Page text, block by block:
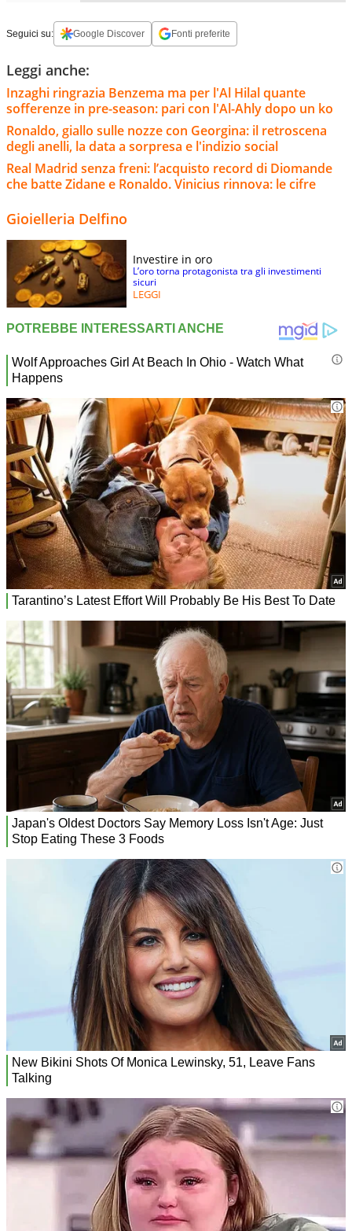
Seguici su: Google Discover Fonti preferite
Leggi anche:
Inzaghi ringrazia Benzema ma per l'Al Hilal quante
sofferenze in pre-season: pari con l'Al-Ahly dopo un ko
Ronaldo, giallo sulle nozze con Georgina: il retroscena
degli anelli, la data a sorpresa e l'indizio social
Real Madrid senza freni: l’acquisto record di Diomande
che batte Zidane e Ronaldo. Vinicius rinnova: le cifre
Gioielleria Delfino
Investire in oro
L’oro torna protagonista tra gli investimenti
sicuri
LEGGI